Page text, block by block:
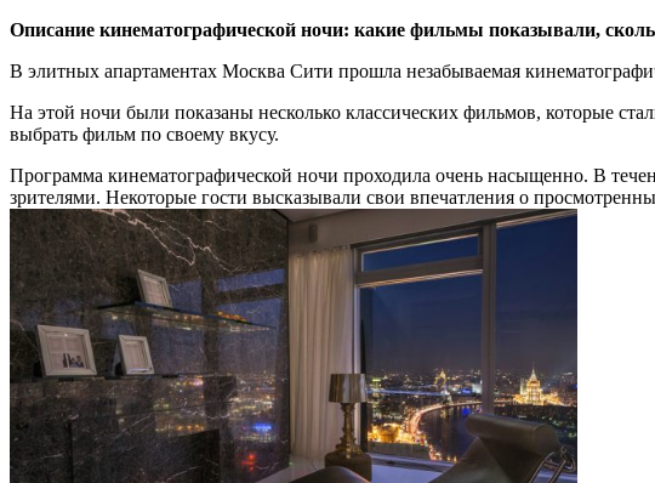
Описание кинематографической ночи: какие фильмы показывали,
В элитных апартаментах Москва Сити прошла незабываемая
На этой ночи были показаны несколько классических фильмов, которые
выбрать фильм по своему вкусу.
Программа кинематографической ночи проходила очень насыщенно. В
зрителями. Некоторые гости высказывали свои впечатления о